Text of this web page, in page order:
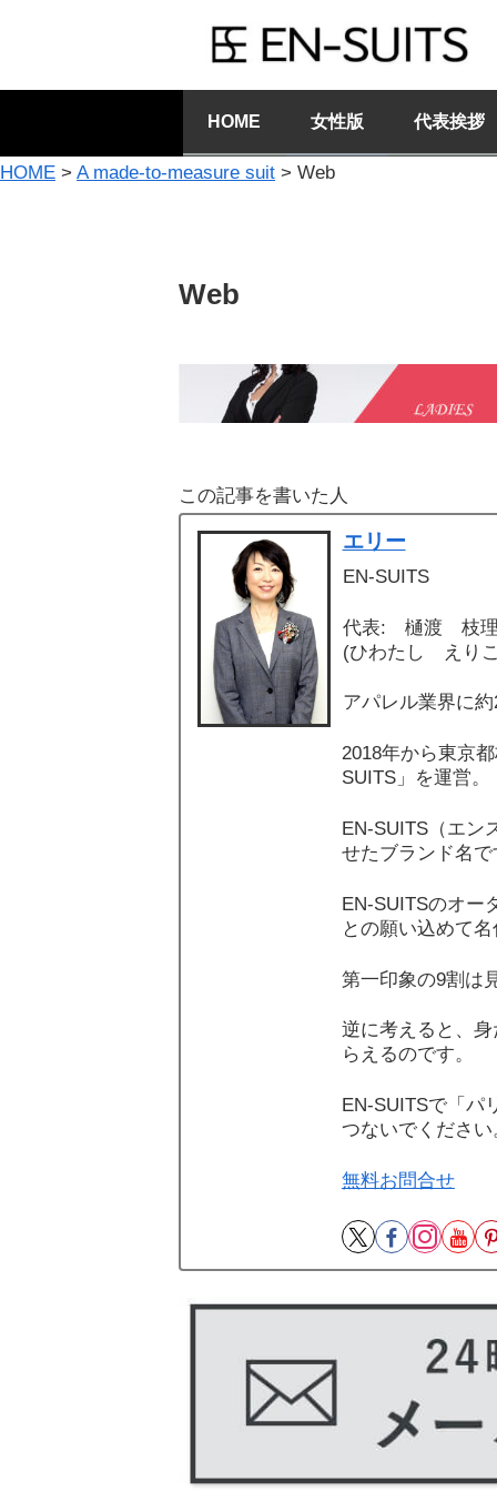
HOME 女性版 代表挨拶
HOME > A made-to-measure suit > Web
Web
この記事を書いた人
エリー
EN-SUITS
代表: 樋渡 枝
(ひわたし えり
アパレル業界に
2018年から東京
SUITS」を運営。
EN-SUITS（エン
せたブランド名で
EN-SUITSのオー
との願い込めて
第一印象の9割は
逆に考えると、
らえるのです。
EN-SUITSで「パ
つないでください
無料お問合せ